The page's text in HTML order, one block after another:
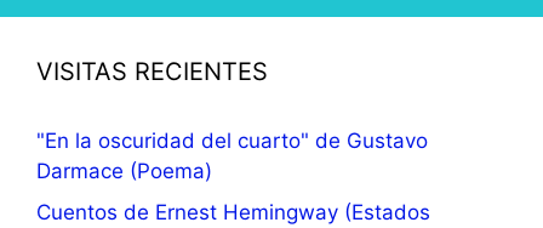
VISITAS RECIENTES
"En la oscuridad del cuarto" de Gustavo
Darmace (Poema)
Cuentos de Ernest Hemingway (Estados